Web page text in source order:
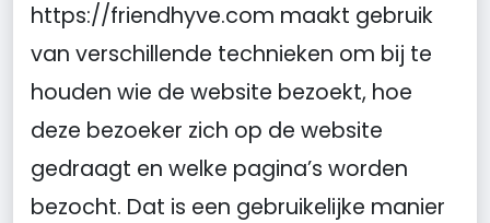
https://friendhyve.com maakt gebruik
van verschillende technieken om bij te
houden wie de website bezoekt, hoe
deze bezoeker zich op de website
gedraagt en welke pagina’s worden
bezocht. Dat is een gebruikelijke manier